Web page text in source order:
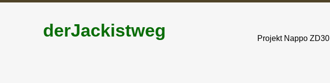
derJackistweg Projekt Nappo ZD30